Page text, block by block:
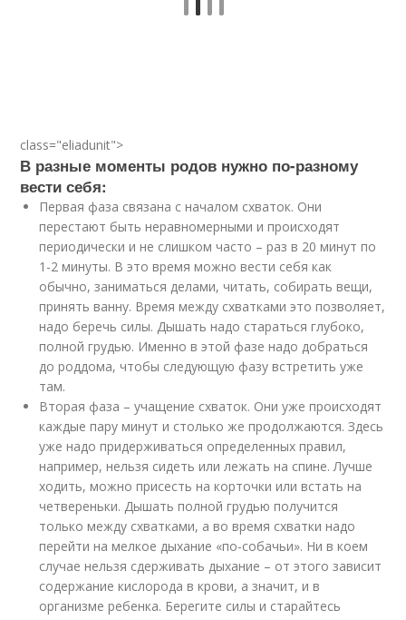
class="eliadunit">
В разные моменты родов нужно по-разному
вести себя:
Первая фаза связана с началом схваток. Они
перестают быть неравномерными и происходят
периодически и не слишком часто – раз в 20 минут по
1-2 минуты. В это время можно вести себя как
обычно, заниматься делами, читать, собирать вещи,
принять ванну. Время между схватками это позволяет,
надо беречь силы. Дышать надо стараться глубоко,
полной грудью. Именно в этой фазе надо добраться
до роддома, чтобы следующую фазу встретить уже
там.
Вторая фаза – учащение схваток. Они уже происходят
каждые пару минут и столько же продолжаются. Здесь
уже надо придерживаться определенных правил,
например, нельзя сидеть или лежать на спине. Лучше
ходить, можно присесть на корточки или встать на
четвереньки. Дышать полной грудью получится
только между схватками, а во время схватки надо
перейти на мелкое дыхание «по-собачьи». Ни в коем
случае нельзя сдерживать дыхание – от этого зависит
содержание кислорода в крови, а значит, и в
организме ребенка. Берегите силы и старайтесь